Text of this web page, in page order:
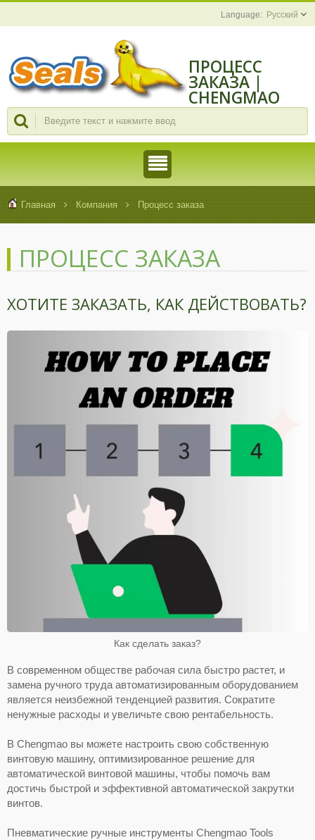
Русский
ПРОЦЕСС
ЗАКАЗА |
CHENGMAO
TOOLS
CO., LTD.
Главная Компания Процесс заказа
ПРОЦЕСС ЗАКАЗА
ХОТИТЕ ЗАКАЗАТЬ, КАК ДЕЙСТВОВАТЬ?
Как сделать заказ?
В современном обществе рабочая сила быстро растет, и
замена ручного труда автоматизированным оборудованием
является неизбежной тенденцией развития. Сократите
ненужные расходы и увеличьте свою рентабельность.
В Chengmao вы можете настроить свою собственную
винтовую машину, оптимизированное решение для
автоматической винтовой машины, чтобы помочь вам
достичь быстрой и эффективной автоматической закрутки
винтов.
Пневматические ручные инструменты Chengmao Tools